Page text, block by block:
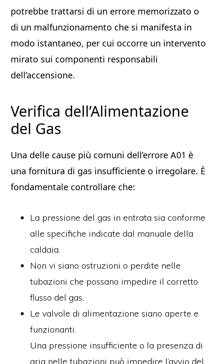
potrebbe trattarsi di un errore memorizzato o
di un malfunzionamento che si manifesta in
modo istantaneo, per cui occorre un intervento
mirato sui componenti responsabili
dell’accensione.
Verifica dell’Alimentazione
del Gas
Una delle cause più comuni dell’errore A01 è
una fornitura di gas insufficiente o irregolare. È
fondamentale controllare che:
La pressione del gas in entrata sia conforme
alle specifiche indicate dal manuale della
caldaia.
Non vi siano ostruzioni o perdite nelle
tubazioni che possano impedire il corretto
flusso del gas.
Le valvole di alimentazione siano aperte e
funzionanti.
Una pressione insufficiente o la presenza di
aria nelle tubazioni può impedire l’avvio del